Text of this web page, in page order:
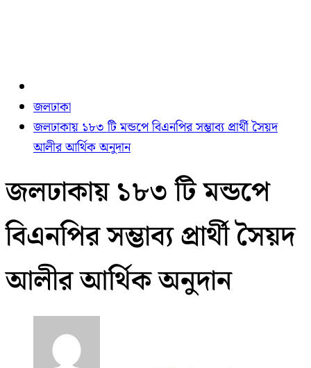
জলঢাকা
জলঢাকায় ১৮৩ টি মন্ডপে বিএনপির সম্ভাব্য প্রার্থী সৈয়দ
আলীর আর্থিক অনুদান
জলঢাকায় ১৮৩ টি মন্ডপে
বিএনপির সম্ভাব্য প্রার্থী সৈয়দ
আলীর আর্থিক অনুদান